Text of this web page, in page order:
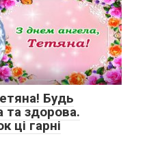
Будь
здорова.
ці гарні